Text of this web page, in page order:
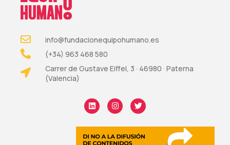
info@fundacionequipohumano.es
(+34) 963 468 580
Carrer de Gustave Eiffel, 3 · 46980 · Paterna
(Valencia)